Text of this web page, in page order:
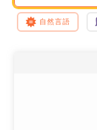
自然言語